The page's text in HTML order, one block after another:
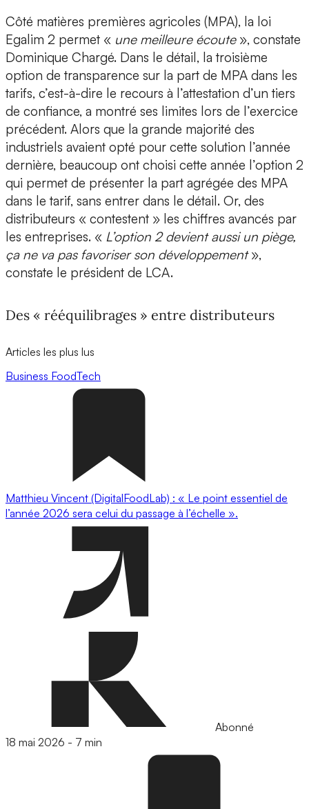
Côté matières premières agricoles (MPA), la loi
Egalim 2 permet « une meilleure écoute», constate
Dominique Chargé. Dans le détail, la troisième
option de transparence sur la part de MPA dans les
tarifs, c’est-à-dire le recours à l’attestation d’un tiers
de confiance, a montré ses limites lors de l’exercice
précédent. Alors que la grande majorité des
industriels avaient opté pour cette solution l’année
dernière, beaucoup ont choisi cette année l’option 2
qui permet de présenter la part agrégée des MPA
dans le tarif, sans entrer dans le détail. Or, des
distributeurs « contestent » les chiffres avancés par
les entreprises. « L’option 2 devient aussi un piège,
ça ne va pas favoriser son développement»,
constate le président de LCA.
Des « rééquilibrages » entre distributeurs
Articles les plus lus
Business FoodTech
Matthieu Vincent (DigitalFoodLab) : « Le point essentiel de
l’année 2026 sera celui du passage à l’échelle ».
Abonné
18 mai 2026 - 7 min